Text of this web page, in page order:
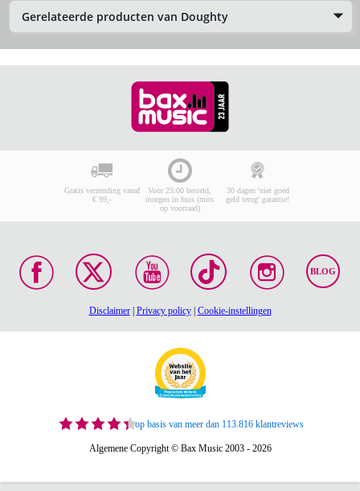
Gerelateerde producten van Doughty
Gratis verzending vanaf
€ 99,-
Voor 23:00 besteld,
morgen in huis (mits
op voorraad)
30 dagen 'niet goed
geld terug' garantie!
BLOG
Disclaimer| Privacy policy| Cookie-instellingen
op basis van meer dan 113.816 klantreviews
Algemene Copyright © Bax Music 2003 - 2026